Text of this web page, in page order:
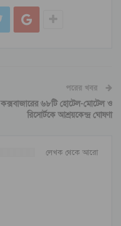
পরের খবর
কক্সবাজারের ৬৮টি হোটেল-মোটেল ও
রিসোর্টকে আশ্রয়কেন্দ্র ঘোষণা
লেখক থেকে আরো